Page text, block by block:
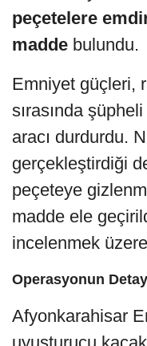
peçetelere
madde bulundu.
Emniyet güçleri,
sırasında
aracı durdurdu.
gerçekleştirdiği
peçeteye
madde ele
incelenmek
Operasyonun
Afyonkarahisar